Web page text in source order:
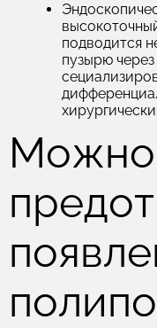
подводится
пузырю
Можно